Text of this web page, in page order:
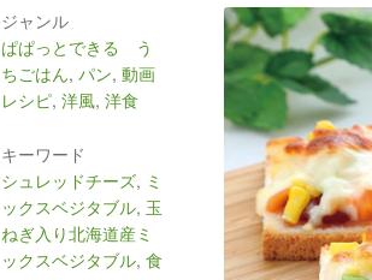
ジャンル
ぱぱっとできる う
ちごはん,パン,動画
レシピ,洋風,洋食
キーワード
シュレッドチーズ, ミ
ックスベジタブル, 玉
ねぎ入り北海道産ミ
ックスベジタブル,食